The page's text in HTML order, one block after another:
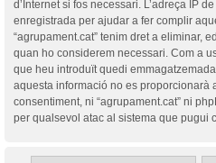
d’Internet si fos necessari. L’adreça IP
enregistrada per ajudar a fer complir
“agrupament.cat” tenim dret a eliminar,
quan ho considerem necessari. Com a
que heu introduït quedi
aquesta informació no es proporcionarà
consentiment, ni “agrupament.cat” ni
per qualsevol atac al sistema que pugui